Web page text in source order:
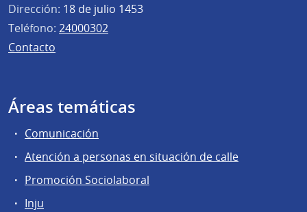
Dirección: 18 de julio 1453
Teléfono: 24000302
Contacto
Áreas temáticas
Comunicación
Atención a personas en situación de calle
Promoción Sociolaboral
Inju